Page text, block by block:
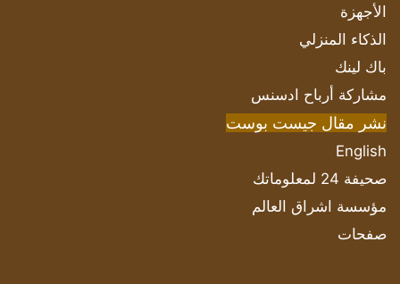
الأجهزة
الذكاء المنزلي
باك لينك
مشاركة أرباح ادسنس
نشر مقال جيست بوست
English
صحيفة 24 لمعلوماتك
مؤسسة اشراق العالم
صفحات